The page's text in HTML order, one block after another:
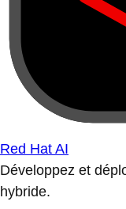
Red Hat AI
Développez et
hybride.